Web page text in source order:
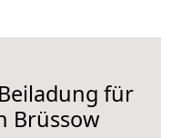
für
Brüssow